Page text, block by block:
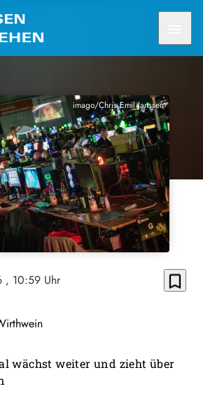
imago/Chris Emil Janssen
, 10:59 Uhr bookmark_border
wächst weiter und zieht über